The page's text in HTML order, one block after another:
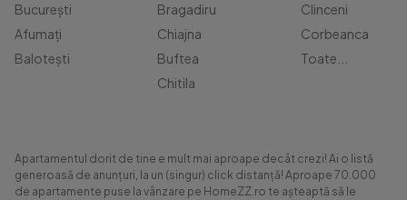
București
Afumați
Balotești
Bragadiru
Chiajna
Buftea
Chitila
Clinceni
Corbeanca
Toate...
Apartamentul dorit de tine e mult mai aproape decât crezi! Ai o listă
generoasă de anunțuri, la un (singur) click distanță! Aproape 70.000
de apartamente puse la vânzare pe HomeZZ.ro te așteaptă să le